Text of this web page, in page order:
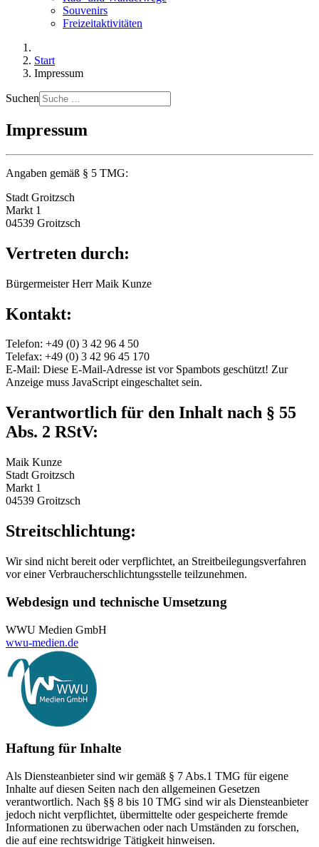
Souvenirs
Freizeitaktivitäten
Start
Impressum
Suchen
Impressum
Angaben gemäß § 5 TMG:
Stadt Groitzsch
Markt 1
04539 Groitzsch
Vertreten durch:
Bürgermeister Herr Maik Kunze
Kontakt:
Telefon: +49 (0) 3 42 96 4 50
Telefax: +49 (0) 3 42 96 45 170
E-Mail: Diese E-Mail-Adresse ist vor Spambots geschützt! Zur
Anzeige muss JavaScript eingeschaltet sein.
Verantwortlich für den Inhalt nach § 55
Abs. 2 RStV:
Maik Kunze
Stadt Groitzsch
Markt 1
04539 Groitzsch
Streitschlichtung:
Wir sind nicht bereit oder verpflichtet, an Streitbeilegungsverfahren
vor einer Verbraucherschlichtungsstelle teilzunehmen.
Webdesign und technische Umsetzung
WWU Medien GmbH
wwu-medien.de
Haftung für Inhalte
Als Diensteanbieter sind wir gemäß § 7 Abs.1 TMG für eigene
Inhalte auf diesen Seiten nach den allgemeinen Gesetzen
verantwortlich. Nach §§ 8 bis 10 TMG sind wir als Diensteanbieter
jedoch nicht verpflichtet, übermittelte oder gespeicherte fremde
Informationen zu überwachen oder nach Umständen zu forschen,
die auf eine rechtswidrige Tätigkeit hinweisen.